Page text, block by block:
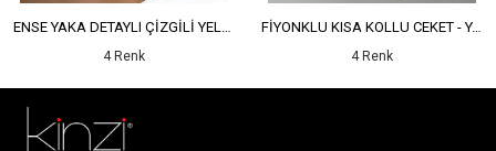
ENSE YAKA DETAYLI ÇİZGİLİ YELEK - YÜKSEK BEL DETAYLI ÇİZGİLİ PANTOLON
4 Renk
FİYONKLU KISA KOLLU CEKET - YÜKSEK BEL SALAŞ PANTOLON
4 Renk